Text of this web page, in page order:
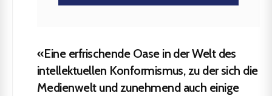
«Eine erfrischende Oase in der Welt des
intellektuellen Konformismus, zu der sich die
Medienwelt und zunehmend auch einige